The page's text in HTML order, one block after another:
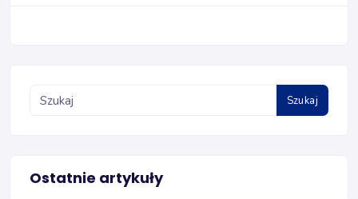
Szukaj
Ostatnie artykuły